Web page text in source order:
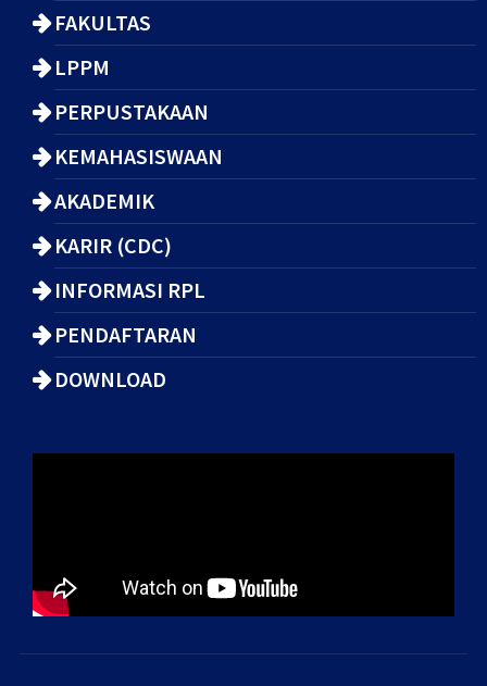
FAKULTAS
LPPM
PERPUSTAKAAN
KEMAHASISWAAN
AKADEMIK
KARIR (CDC)
INFORMASI RPL
PENDAFTARAN
DOWNLOAD